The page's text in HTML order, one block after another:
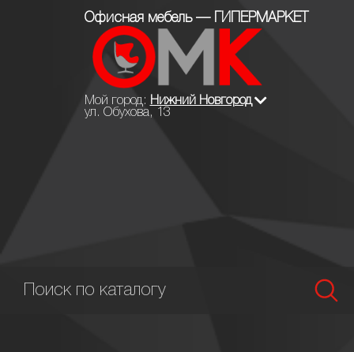
Офисная мебель — ГИПЕРМАРКЕТ
Мой город: Нижний Новгород
ул. Обухова, 13